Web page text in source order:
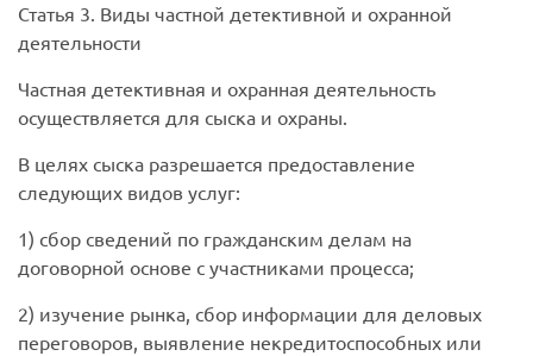
Статья 3. Виды частной детективной и охранной
деятельности
Частная детективная и охранная деятельность
осуществляется для сыска и охраны.
В целях сыска разрешается предоставление
следующих видов услуг:
1) сбор сведений по гражданским делам на
договорной основе с участниками процесса;
2) изучение рынка, сбор информации для деловых
переговоров, выявление некредитоспособных или